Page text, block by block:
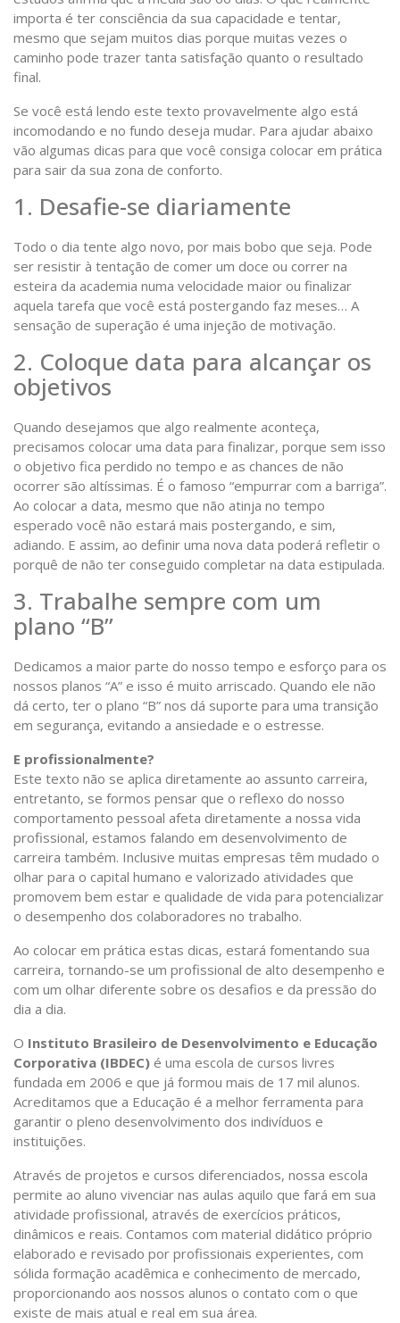
importa é ter consciência da sua capacidade e tentar,
mesmo que sejam muitos dias porque muitas vezes o
caminho pode trazer tanta satisfação quanto o resultado
final.
Se você está lendo este texto provavelmente algo está
incomodando e no fundo deseja mudar. Para ajudar abaixo
vão algumas dicas para que você consiga colocar em prática
para sair da sua zona de conforto.
1. Desafie-se diariamente
Todo o dia tente algo novo, por mais bobo que seja. Pode
ser resistir à tentação de comer um doce ou correr na
esteira da academia numa velocidade maior ou finalizar
aquela tarefa que você está postergando faz meses… A
sensação de superação é uma injeção de motivação.
2. Coloque data para alcançar os
objetivos
Quando desejamos que algo realmente aconteça,
precisamos colocar uma data para finalizar, porque sem isso
o objetivo fica perdido no tempo e as chances de não
ocorrer são altíssimas. É o famoso “empurrar com a barriga”.
Ao colocar a data, mesmo que não atinja no tempo
esperado você não estará mais postergando, e sim,
adiando. E assim, ao definir uma nova data poderá refletir o
porquê de não ter conseguido completar na data estipulada.
3. Trabalhe sempre com um
plano “B”
Dedicamos a maior parte do nosso tempo e esforço para os
nossos planos “A” e isso é muito arriscado. Quando ele não
dá certo, ter o plano “B” nos dá suporte para uma transição
em segurança, evitando a ansiedade e o estresse.
E profissionalmente?
Este texto não se aplica diretamente ao assunto carreira,
entretanto, se formos pensar que o reflexo do nosso
comportamento pessoal afeta diretamente a nossa vida
profissional, estamos falando em desenvolvimento de
carreira também. Inclusive muitas empresas têm mudado o
olhar para o capital humano e valorizado atividades que
promovem bem estar e qualidade de vida para potencializar
o desempenho dos colaboradores no trabalho.
Ao colocar em prática estas dicas, estará fomentando sua
carreira, tornando-se um profissional de alto desempenho e
com um olhar diferente sobre os desafios e da pressão do
dia a dia.
O Instituto Brasileiro de Desenvolvimento e Educação
Corporativa (IBDEC) é uma escola de cursos livres
fundada em 2006 e que já formou mais de 17 mil alunos.
Acreditamos que a Educação é a melhor ferramenta para
garantir o pleno desenvolvimento dos indivíduos e
instituições.
Através de projetos e cursos diferenciados, nossa escola
permite ao aluno vivenciar nas aulas aquilo que fará em sua
atividade profissional, através de exercícios práticos,
dinâmicos e reais. Contamos com material didático próprio
elaborado e revisado por profissionais experientes, com
sólida formação acadêmica e conhecimento de mercado,
proporcionando aos nossos alunos o contato com o que
existe de mais atual e real em sua área.